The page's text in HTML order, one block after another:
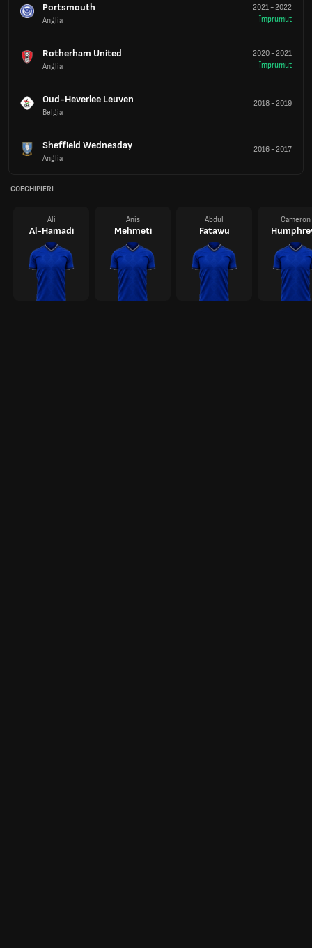
Portsmouth
Anglia
2021-2022
Împrumut
Rotherham United
Anglia
2020-2021
Împrumut
Oud-Heverlee Leuven
Belgia
2018-2019
Sheffield Wednesday
Anglia
2016-2017
COECHIPIERI
Ali
Al-Hamadi
Anis
Mehmeti
Abdul
Fatawu
Cameron